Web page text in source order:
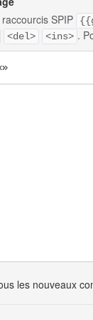
SPIP
<del> <ins> .
les nouveaux